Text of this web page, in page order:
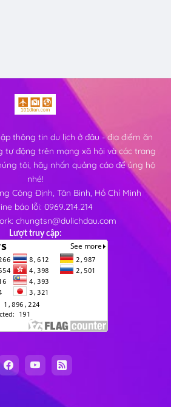
thông tin du lịch ở đâu - địa điểm ăn
tự động trên mạng xã hội và các trang
tôi, hãy nhấn quảng cáo để ủng hộ
nhé!
Công Định, Tân Bình, Hồ Chí Minh
báo lỗi: 0969.214.214
chungtsn@dulichdau.com
Lượt truy cập: